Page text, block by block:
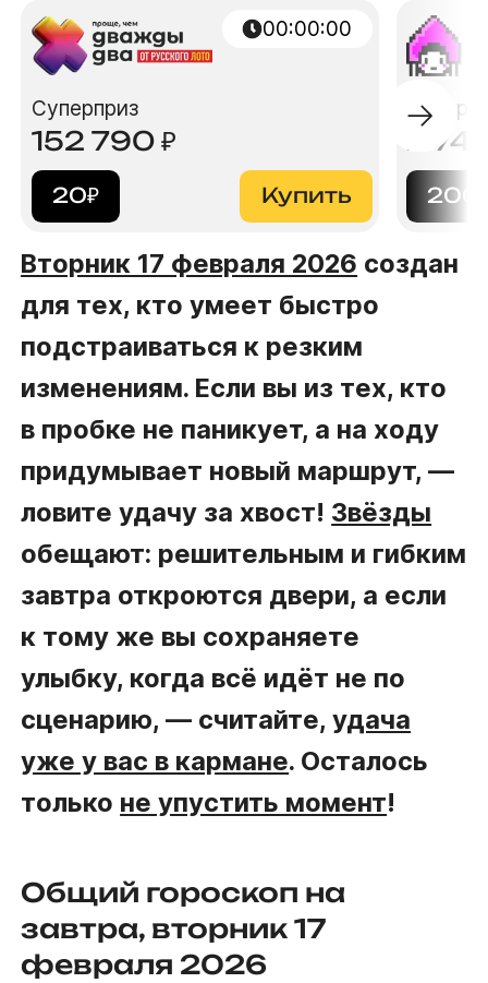
00:00:00
Суперприз
152 790₽
20₽ Купить
2
200
Вторник 17 февраля 2026 создан
для тех, кто умеет быстро
подстраиваться к резким
изменениям. Если вы из тех, кто
в пробке не паникует, а на ходу
придумывает новый маршрут, —
ловите удачу за хвост! Звёзды
обещают: решительным и гибким
завтра откроются двери, а если
к тому же вы сохраняете
улыбку, когда всё идёт не по
сценарию, — считайте,удача
уже у вас в кармане. Осталось
только не упустить момент!
Общий гороскоп на
завтра, вторник 17
февраля 2026